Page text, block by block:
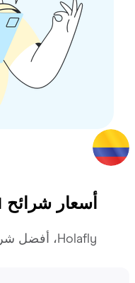
أسعار شرائح eSIM لـ
Holafly، أفضل شريحة eSIM لـ كولومبيا